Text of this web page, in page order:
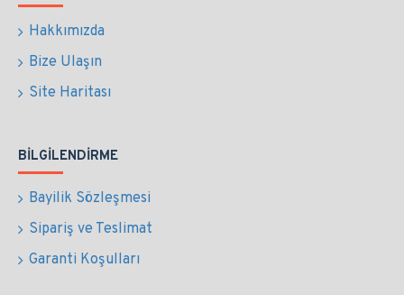
Hakkımızda
Bize Ulaşın
Site Haritası
BILGILENDIRME
Bayilik Sözleşmesi
Sipariş ve Teslimat
Garanti Koşulları